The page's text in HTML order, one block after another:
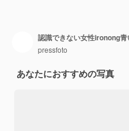
認識できない女性ironong
pressfoto
あなたにおすすめの写真